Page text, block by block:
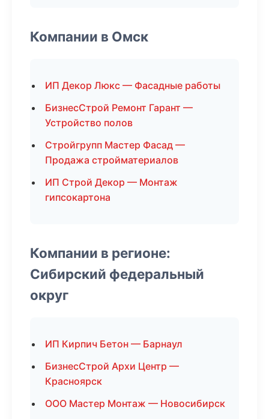
Компании в Омск
ИП Декор Люкс — Фасадные работы
БизнесСтрой Ремонт Гарант —
Устройство полов
Стройгрупп Мастер Фасад —
Продажа стройматериалов
ИП Строй Декор — Монтаж
гипсокартона
Компании в регионе:
Сибирский федеральный
округ
ИП Кирпич Бетон — Барнаул
БизнесСтрой Архи Центр —
Красноярск
ООО Мастер Монтаж — Новосибирск